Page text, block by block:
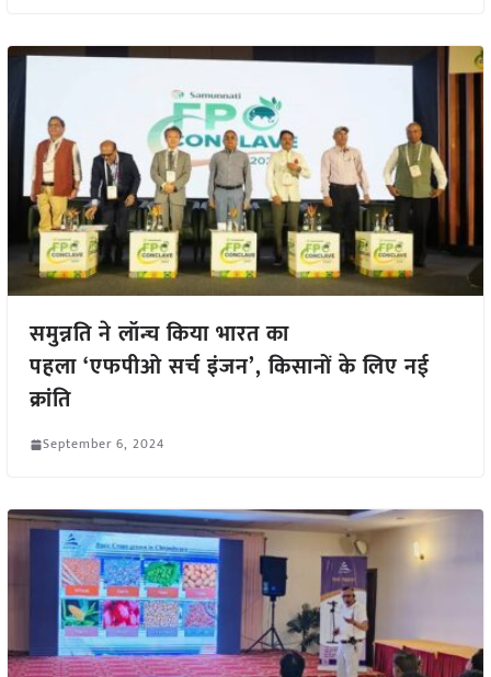
समुन्नति ने लॉन्च किया भारत का
पहला ‘एफपीओ सर्च इंजन’, किसानों के लिए नई
क्रांति
September 6, 2024